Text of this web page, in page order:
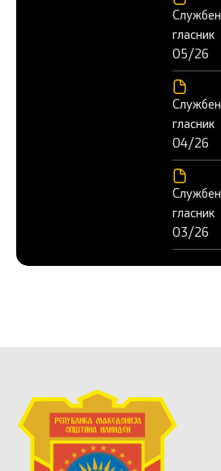
Службен
гласник
05/26
Службен
гласник
04/26
Службен
гласник
03/26